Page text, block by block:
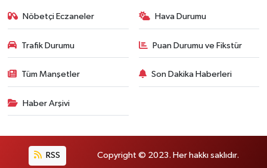
Nöbetçi Eczaneler Hava Durumu
Trafik Durumu Puan Durumu ve Fikstür
Tüm Manşetler Son Dakika Haberleri
Haber Arşivi
RSS Copyright © 2023. Her hakkı saklıdır.